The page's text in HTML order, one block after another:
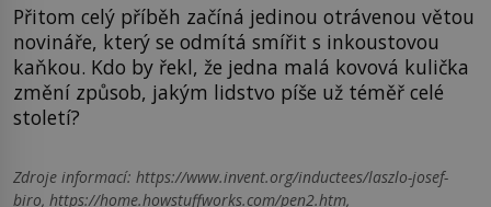
Přitom celý příběh začíná jedinou otrávenou větou
novináře, který se odmítá smířit s inkoustovou
kaňkou. Kdo by řekl, že jedna malá kovová kulička
změní způsob, jakým lidstvo píše už téměř celé
století?
Zdroje informací: https://www.invent.org/inductees/laszlo-josef-
biro, https://home.howstuffworks.com/pen2.htm,